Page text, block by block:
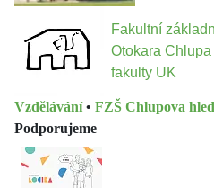
Fakultní
Otokara
fakulty UK
Vzdělávání • FZŠ Chlupova
Podporujeme